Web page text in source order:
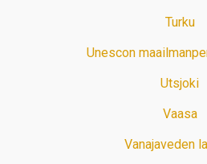
Turku
Unescon
Utsjoki
Vaasa
Vanajaveden